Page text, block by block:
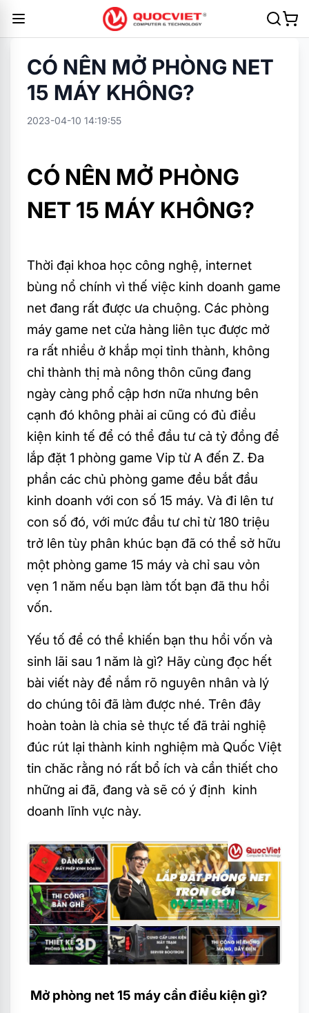
CÓ NÊN MỞ PHÒNG NET
15 MÁY KHÔNG?
2023-04-10 14:19:55
CÓ NÊN MỞ PHÒNG
NET 15 MÁY KHÔNG?
Thời đại khoa học công nghệ, internet
bùng nổ chính vì thế việc kinh doanh game
net đang rất được ưa chuộng. Các phòng
máy game net cửa hàng liên tục được mở
ra rất nhiều ở khắp mọi tỉnh thành, không
chỉ thành thị mà nông thôn cũng đang
ngày càng phổ cập hơn nữa nhưng bên
cạnh đó không phải ai cũng có đủ điều
kiện kinh tế để có thể đầu tư cả tỷ đồng để
lắp đặt 1 phòng game Vip từ A đến Z. Đa
phần các chủ phòng game đều bắt đầu
kinh doanh với con số 15 máy. Và đi lên tư
con số đó, với mức đầu tư chỉ từ 180 triệu
trở lên tùy phân khúc bạn đã có thể sở hữu
một phòng game 15 máy và chỉ sau vỏn
vẹn 1 năm nếu bạn làm tốt bạn đã thu hồi
vốn.
Yếu tố để có thể khiến bạn thu hồi vốn và
sinh lãi sau 1 năm là gì? Hãy cùng đọc hết
bài viết này để nắm rõ nguyên nhân và lý
do chúng tôi đã làm được nhé. Trên đây
hoàn toàn là chia sẻ thực tế đã trải nghiệ
đúc rút lại thành kinh nghiệm mà Quốc Việt
tin chăc rằng nó rất bổ ích và cần thiết cho
những ai đã, đang và sẽ có ý định kinh
doanh lĩnh vực này.
Mở phòng net 15 máy cần điều kiện gì?